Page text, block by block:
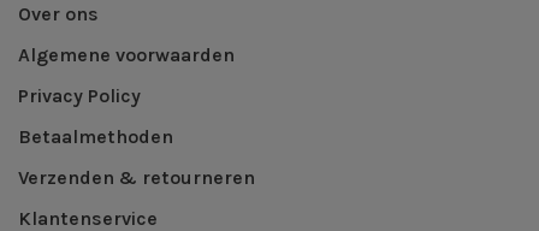
Over ons
Algemene voorwaarden
Privacy Policy
Betaalmethoden
Verzenden & retourneren
Klantenservice